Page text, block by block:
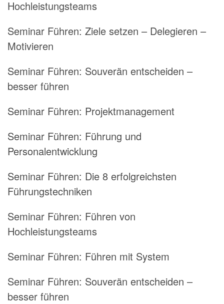
Hochleistungsteams
Seminar Führen: Ziele setzen – Delegieren –
Motivieren
Seminar Führen: Souverän entscheiden –
besser führen
Seminar Führen: Projektmanagement
Seminar Führen: Führung und
Personalentwicklung
Seminar Führen: Die 8 erfolgreichsten
Führungstechniken
Seminar Führen: Führen von
Hochleistungsteams
Seminar Führen: Führen mit System
Seminar Führen: Souverän entscheiden –
besser führen